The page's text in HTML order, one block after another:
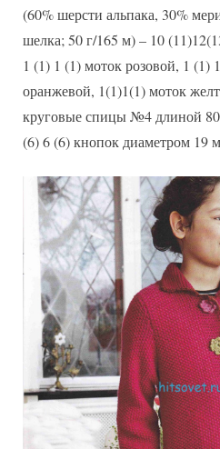
(60% шерсти альпака, 30%
шелка; 50 г/165 м) – 10
1 (1) 1 (1) моток розовой, 1 (1)
оранжевой, 1(1)1(1) моток
круговые спицы №4 длиной
(6) 6 (6) кнопок диаметром 19